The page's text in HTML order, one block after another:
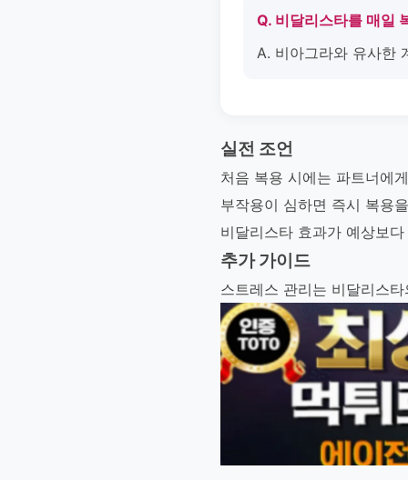
Q. 비달리스타를 매일
A. 비아그라와 유사한
실전 조언
처음 복용 시에는 파트너에
부작용이 심하면 즉시 복용
비달리스타 효과가 예상보
추가 가이드
스트레스 관리는 비달리스